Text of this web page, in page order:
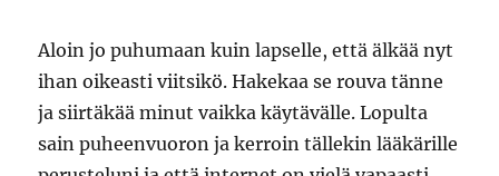
Aloin jo puhumaan kuin lapselle, että älkää nyt
ihan oikeasti viitsikö. Hakekaa se rouva tänne
ja siirtäkää minut vaikka käytävälle. Lopulta
sain puheenvuoron ja kerroin tällekin lääkärille